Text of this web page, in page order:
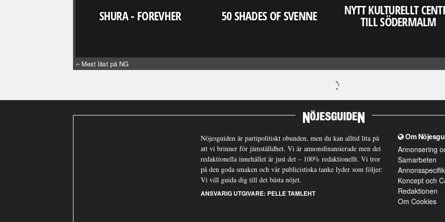
SHURA - FOREVHER 50 SHADES OF SVENNE NYTT KULTURELLT
TILL SÖDERMALM
Mest läst på NG
Nöjesguiden är partipolitiskt obunden, men du kan alltid lita på
att vi brinner för jämställdhet. Vi är annonsfinansierade men det
redaktionella innehållet är just det – 100% redaktionellt. Vi tror
på den goda smaken och vår publicistiska tanke lyder som följer:
Vi vill guida dig till det bästa nöjet.
ANSVARIG UTGIVARE: PELLE TAMLEHT
Om
Annonsering
Samarbeten
Koncept och
Redaktionen
Om Cookies